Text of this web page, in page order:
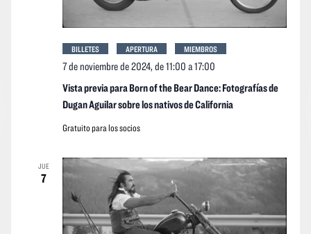
Vista previa para Born of the Bear Dance: Fotografías de
Dugan Aguilar sobre los nativos de California
7 de noviembre de 2024, de 11:00 a17:00
BILLETES APERTURA MIEMBROS
Gratuito para los socios
JUE
7